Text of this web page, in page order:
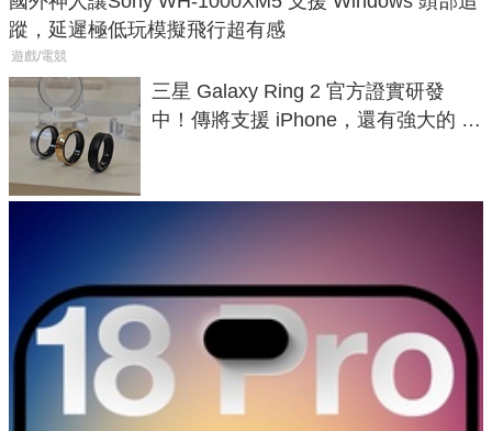
蹤，延遲極低玩模擬飛行超有感
遊戲/電競
三星 Galaxy Ring 2 官方證實研發
中！傳將支援 iPhone，還有強大的 AI